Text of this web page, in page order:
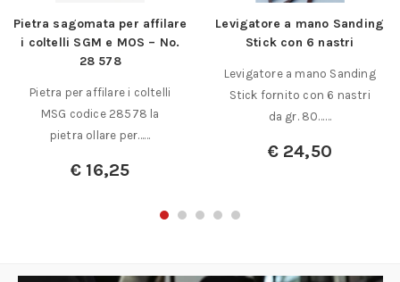
Pietra sagomata per affilare
i coltelli SGM e MOS – No.
28 578
Pietra per affilare i coltelli
MSG codice 28578 la
pietra ollare per……
€ 16,25
Levigatore a mano Sanding
Stick con 6 nastri
Levigatore a mano Sanding
Stick fornito con 6 nastri
da gr. 80……
€24,50